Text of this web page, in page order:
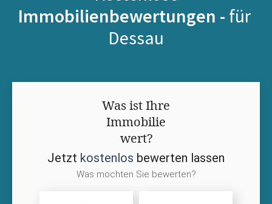
Immobilienbewertungen - für
Dessau
Was ist Ihre
Immobilie
wert?
Jetzt kostenlos bewerten lassen
Was möchten Sie bewerten?